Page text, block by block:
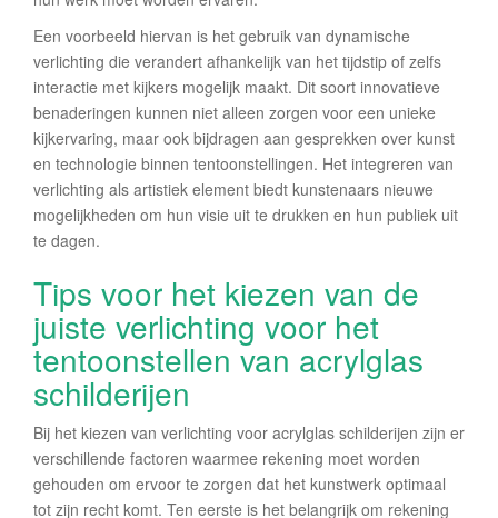
Een voorbeeld hiervan is het gebruik van dynamische
verlichting die verandert afhankelijk van het tijdstip of zelfs
interactie met kijkers mogelijk maakt. Dit soort innovatieve
benaderingen kunnen niet alleen zorgen voor een unieke
kijkervaring, maar ook bijdragen aan gesprekken over kunst
en technologie binnen tentoonstellingen. Het integreren van
verlichting als artistiek element biedt kunstenaars nieuwe
mogelijkheden om hun visie uit te drukken en hun publiek uit
te dagen.
Tips voor het kiezen van de
juiste verlichting voor het
tentoonstellen van acrylglas
schilderijen
Bij het kiezen van verlichting voor acrylglas schilderijen zijn er
verschillende factoren waarmee rekening moet worden
gehouden om ervoor te zorgen dat het kunstwerk optimaal
tot zijn recht komt. Ten eerste is het belangrijk om rekening